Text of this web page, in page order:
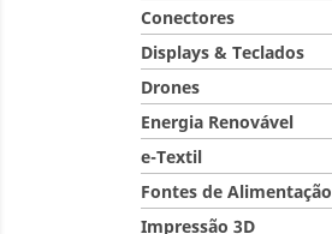
Conectores
Displays & Teclados
Drones
Energia Renovável
e-Textil
Fontes de Alimentação
Impressão 3D